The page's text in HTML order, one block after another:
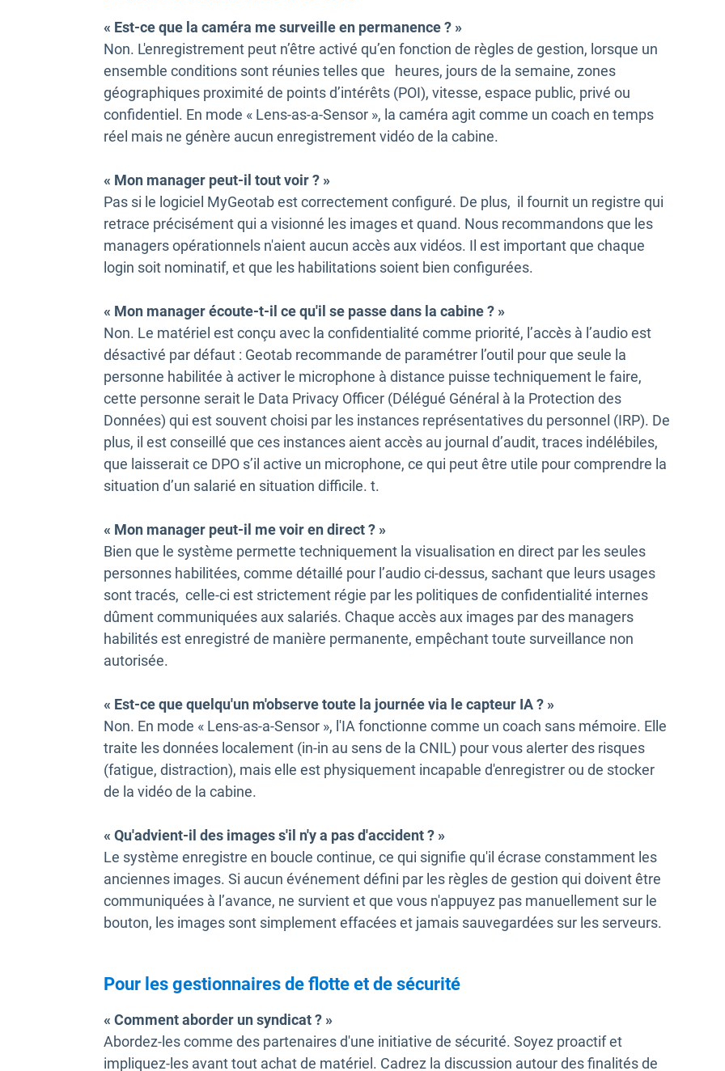
« Est-ce que la caméra me surveille en permanence ? »
Non. L'enregistrement peut n’être activé qu’en fonction de règles de gestion, lorsque un
ensemble conditions sont réunies telles que heures, jours de la semaine, zones
géographiques proximité de points d’intérêts (POI), vitesse, espace public, privé ou
confidentiel. En mode « Lens-as-a-Sensor », la caméra agit comme un coach en temps
réel mais ne génère aucun enregistrement vidéo de la cabine.
« Mon manager peut-il tout voir ? »
Pas si le logiciel MyGeotab est correctement configuré. De plus, il fournit un registre qui
retrace précisément qui a visionné les images et quand. Nous recommandons que les
managers opérationnels n'aient aucun accès aux vidéos. Il est important que chaque
login soit nominatif, et que les habilitations soient bien configurées.
« Mon manager écoute-t-il ce qu'il se passe dans la cabine ? »
Non. Le matériel est conçu avec la confidentialité comme priorité, l’accès à l’audio est
désactivé par défaut : Geotab recommande de paramétrer l’outil pour que seule la
personne habilitée à activer le microphone à distance puisse techniquement le faire,
cette personne serait le Data Privacy Officer (Délégué Général à la Protection des
Données) qui est souvent choisi par les instances représentatives du personnel (IRP). De
plus, il est conseillé que ces instances aient accès au journal d’audit, traces indélébiles,
que laisserait ce DPO s’il active un microphone, ce qui peut être utile pour comprendre la
situation d’un salarié en situation difficile. t.
« Mon manager peut-il me voir en direct ? »
Bien que le système permette techniquement la visualisation en direct par les seules
personnes habilitées, comme détaillé pour l’audio ci-dessus, sachant que leurs usages
sont tracés, celle-ci est strictement régie par les politiques de confidentialité internes
dûment communiquées aux salariés. Chaque accès aux images par des managers
habilités est enregistré de manière permanente, empêchant toute surveillance non
autorisée.
« Est-ce que quelqu'un m'observe toute la journée via le capteur IA ? »
Non. En mode « Lens-as-a-Sensor », l'IA fonctionne comme un coach sans mémoire. Elle
traite les données localement (in-in au sens de la CNIL) pour vous alerter des risques
(fatigue, distraction), mais elle est physiquement incapable d'enregistrer ou de stocker
de la vidéo de la cabine.
« Qu'advient-il des images s'il n'y a pas d'accident ? »
Le système enregistre en boucle continue, ce qui signifie qu'il écrase constamment les
anciennes images. Si aucun événement défini par les règles de gestion qui doivent être
communiquées à l’avance, ne survient et que vous n'appuyez pas manuellement sur le
bouton, les images sont simplement effacées et jamais sauvegardées sur les serveurs.
Pour les gestionnaires de flotte et de sécurité
« Comment aborder un syndicat ? »
Abordez-les comme des partenaires d'une initiative de sécurité. Soyez proactif et
impliquez-les avant tout achat de matériel. Cadrez la discussion autour des finalités de